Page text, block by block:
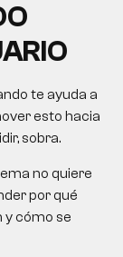
te ayuda a
esto hacia
sobra.
no quiere
por qué
y cómo se